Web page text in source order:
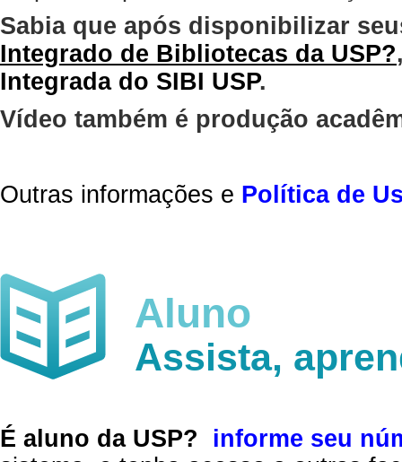
Sabia que após disponibilizar
Integrado de Bibliotecas da USP?
Integrada do SIBI USP.
Vídeo também é produção
Outras informações e Política de
Aluno
Assista,
É aluno da USP?
informe seu